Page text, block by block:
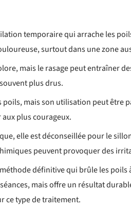
temporaire qui arrache les
surtout dans une zone
mais le rasage peut entraîner
plus drus.
poils, mais son utilisation peut être
plus courageux.
elle est déconseillée pour le
peuvent provoquer des
définitive qui brûle les poils
mais offre un résultat
ce type de traitement.